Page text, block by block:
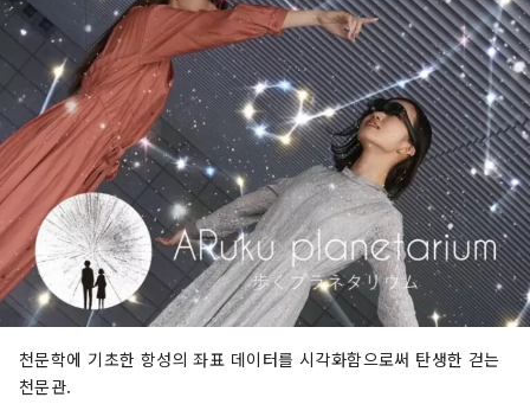
천문학에 기초한 항성의 좌표 데이터를 시각화함으로써 탄생한 걷는
천문관.